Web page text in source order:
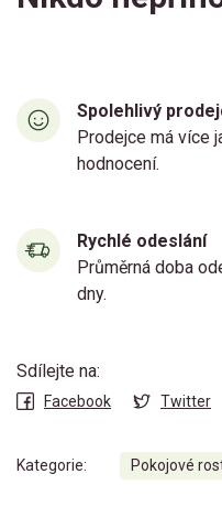
Spolehlivý
Prodejce má více
hodnocení.
Rychlé odeslání
Průměrná doba
dny.
Sdílejte na:
Facebook Twitter
Kategorie: Pokojové